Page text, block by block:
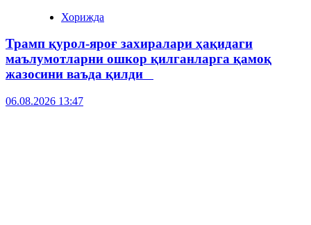
Хорижда
Трамп қурол-яроғ захиралари ҳақидаги
маълумотларни ошкор қилганларга қамоқ
жазосини ваъда қилди
06.08.2026 13:47